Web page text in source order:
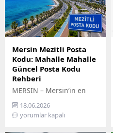
Mersin Mezitli Posta
Kodu: Mahalle Mahalle
Güncel Posta Kodu
Rehberi
MERSİN – Mersin’in en
hızlı gelişen ilçelerinden
biri olan Mezitli, artan
nüfusu ve büyüyen
18.06.2026
yorumlar kapalı